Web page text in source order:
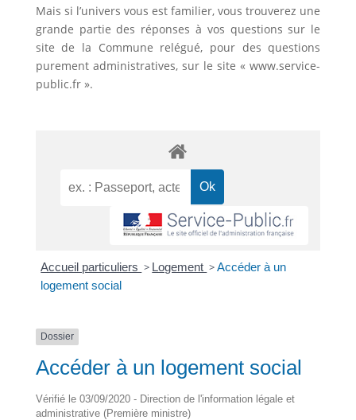
Mais si l’univers vous est familier, vous trouverez une
grande partie des réponses à vos questions sur le
site de la Commune relégué, pour des questions
purement administratives, sur le site « www.service-
public.fr ».
Accueil particuliers > Logement >Accéder à un
logement social
Dossier
Accéder à un logement social
Vérifié le 03/09/2020 - Direction de l'information légale et
administrative (Première ministre)